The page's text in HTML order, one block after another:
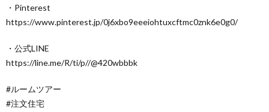
・Pinterest
https://www.pinterest.jp/0j6xbo9eeeiohtuxcftmc0znk6e0g0/
・公式LINE
https://line.me/R/ti/p//@420wbbbk
#ルームツアー
#注文住宅